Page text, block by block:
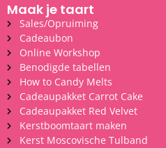
Maak je taart
Sales/Opruiming
Cadeaubon
Online Workshop
Benodigde tabellen
How to Candy Melts
Cadeaupakket Carrot Cake
Cadeaupakket Red Velvet
Kerstboomtaart maken
Kerst Moscovische Tulband